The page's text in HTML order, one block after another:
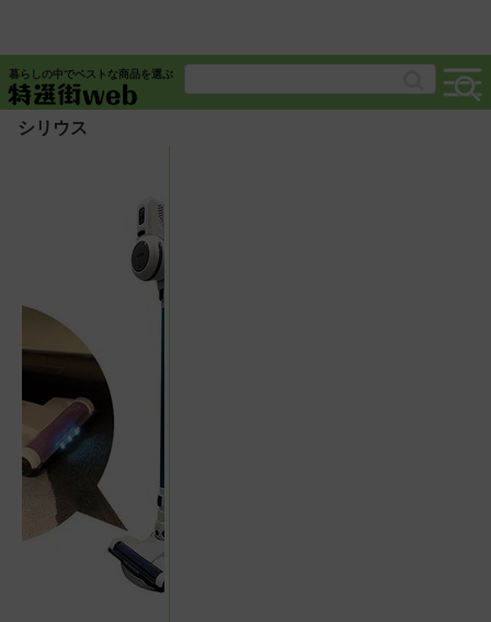
暮らしの中でベストな商品を選ぶ
シリウス